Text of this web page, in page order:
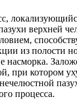
верхней
из полости
насморка.
при котором
процесса.